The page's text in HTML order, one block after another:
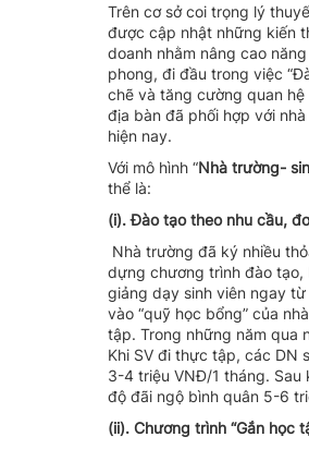
Trên cơ sở coi trọng lý
được cập nhật những kiến
doanh nhằm nâng cao
phong, đi đầu trong việc
chẽ và tăng cường quan hệ
địa bàn đã phối hợp với
hiện nay.
Với mô hình “Nhà trường-
thể là:
(i). Đào tạo theo nhu cầu,
Nhà trường đã ký nhiều
dựng chương trình đào
giảng dạy sinh viên ngay
vào “quỹ học bổng” của
tập. Trong những năm qua
Khi SV đi thực tập, các DN
3-4 triệu VNĐ/1 tháng. Sau
độ đãi ngộ bình quân 5-6
(ii). Chương trình “Gắn học